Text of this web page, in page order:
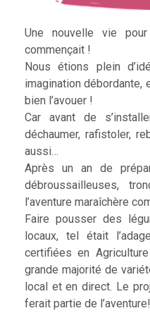
Une nouvelle vie
commençait !
Nous étions plein
imagination débordante,
bien l’avouer !
Car avant de
déchaumer, rafistoler,
aussi…
Après un an de
débroussailleuses,
l’aventure maraîchère
Faire pousser des
locaux, tel était
certifiées en
grande majorité de
local et en direct. Le
ferait partie de l’aventure!